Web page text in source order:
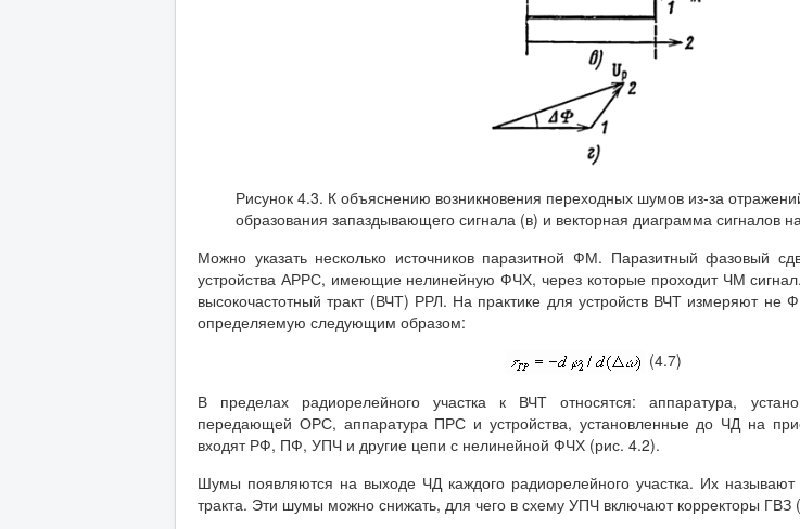
Рисунок 4.3. К объяснению возникновения переходных шумов из-за
образования запаздывающего сигнала (в) и векторная диаграмма сигналов
Можно указать несколько источников паразитной ФМ. Паразитный фазовый
устройства АРРС, имеющие нелинейную ФЧХ, через которые проходит ЧМ
высокочастотный тракт (ВЧТ) РРЛ. На практике для устройств ВЧТ измеряют не
определяемую следующим образом:
(4.7)
В пределах радиорелейного участка к ВЧТ относятся: аппаратура,
передающей ОРС, аппаратура ПРС и устройства, установленные до ЧД на
входят РФ, ПФ, УПЧ и другие цепи с нелинейной ФЧХ (рис. 4.2).
Шумы появляются на выходе ЧД каждого радиорелейного участка. Их
тракта. Эти шумы можно снижать, для чего в схему УПЧ включают корректоры ГВЗ